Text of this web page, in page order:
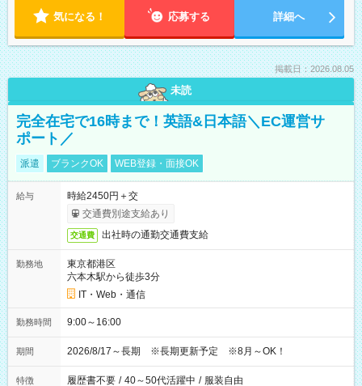
気になる！ 応募する 詳細へ
掲載日：2026.08.05
未読
完全在宅で16時まで！英語&日本語＼EC運営サ
ポート／
派遣 ブランクOK WEB登録・面接OK
給与
時給2450円＋交
交通費別途支給あり
交通費 出社時の通勤交通費支給
勤務地
東京都港区
六本木駅から徒歩3分
IT・Web・通信
勤務時間 9:00～16:00
期間 2026/8/17～長期 ※長期更新予定 ※8月～OK！
特徴 履歴書不要 / 40～50代活躍中 / 服装自由